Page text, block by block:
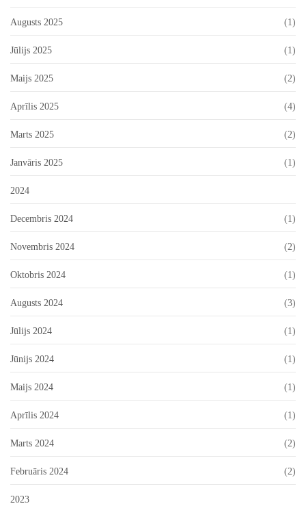
Augusts 2025 (1)
Jūlijs 2025 (1)
Maijs 2025 (2)
Aprīlis 2025 (4)
Marts 2025 (2)
Janvāris 2025 (1)
2024
Decembris 2024 (1)
Novembris 2024 (2)
Oktobris 2024 (1)
Augusts 2024 (3)
Jūlijs 2024 (1)
Jūnijs 2024 (1)
Maijs 2024 (1)
Aprīlis 2024 (1)
Marts 2024 (2)
Februāris 2024 (2)
2023